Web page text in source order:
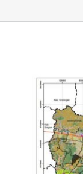
LAYANAN
Jasa
BLOG
HUBUNGI